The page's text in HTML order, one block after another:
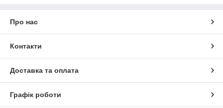
Про нас
Контакти
Доставка та оплата
Графік роботи